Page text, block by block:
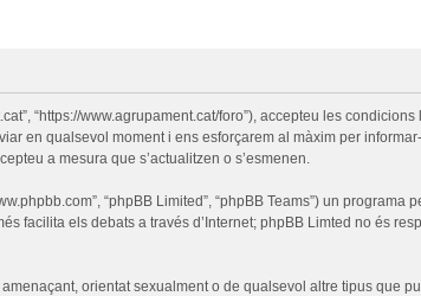
“https://www.agrupament.cat/foro”), accepteu les
en qualsevol moment i ens esforçarem al màxim per
a mesura que s’actualitzen o s’esmenen.
“phpBB Limited”, “phpBB Teams”) un
facilita els debats a través d’Internet; phpBB Limted no és
orientat sexualment o de qualsevol altre tipus que